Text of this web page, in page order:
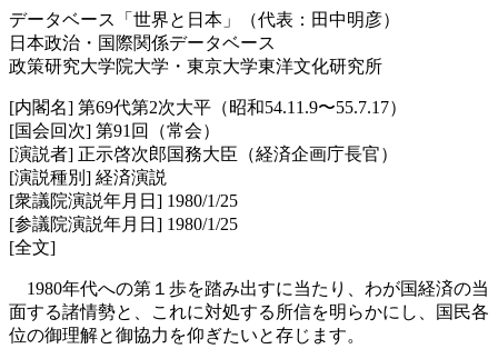
データベース「世界と日本」（代表：田中明彦）
日本政治・国際関係データベース
政策研究大学院大学・東京大学東洋文化研究所
[内閣名] 第69代第2次大平（昭和54.11.9〜55.7.17）
[国会回次] 第91回（常会）
[演説者] 正示啓次郎国務大臣（経済企画庁長官）
[演説種別] 経済演説
[衆議院演説年月日] 1980/1/25
[参議院演説年月日] 1980/1/25
[全文]
1980年代への第１歩を踏み出すに当たり、わが国経済の当
面する諸情勢と、これに対処する所信を明らかにし、国民各
位の御理解と御協力を仰ぎたいと存じます。